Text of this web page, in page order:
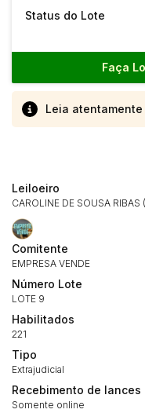
Status do Lote
Faça
Leia atentamente
Leiloeiro
CAROLINE DE SOUSA RIBAS
Comitente
EMPRESA VENDE
Número Lote
LOTE 9
Habilitados
221
Tipo
Extrajudicial
Recebimento de lances
Somente online